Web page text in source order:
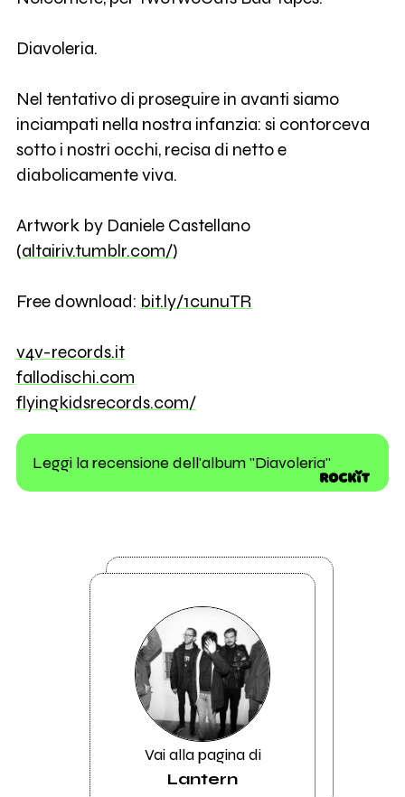
Diavoleria.
Nel tentativo di proseguire in avanti siamo
inciampati nella nostra infanzia: si contorceva
sotto i nostri occhi, recisa di netto e
diabolicamente viva.
Artwork by Daniele Castellano
(altairiv.tumblr.com/)
Free download: bit.ly/1cunuTR
v4v-records.it
fallodischi.com
flyingkidsrecords.com/
Leggi la recensione dell'album "Diavoleria"
Vai alla pagina di
Lantern